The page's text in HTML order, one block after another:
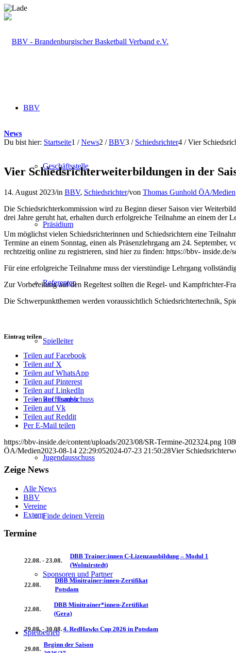
BBV
Geschäftsstelle
Präsidium
Referenten
Spielleiter
Rechtsausschuss
Jugendausschuss
Finde deinen Verein
Sponsoren und Partner
Spielbetrieb
News
Du bist hier: Startseite1 / News2 / BBV3 / Schiedsrichter4 / Vier
Vier Schiedsrichterweiterbildungen in der
14. August 2023/in BBV, Schiedsrichter/von Thomas Gunhold ÖA/Medien
Die Schiedsrichterkommission wird zu Beginn dieser Saison vier
drei Jahre geruht hat, erhalten durch erfolgreiche Teilnahme an einem der
Um möglichst vielen Schiedsrichterinnen und Schiedsrichtern eine
Termine an einem Sonntag, einen als Präsenzlehrgang am 24.
rechtzeitig online zu registrieren, sind hier zu finden: https://bbv- inside.de/
Für eine erfolgreiche Teilnahme muss der vierstündige Lehrgang
Zur Vorbereitung auf den Regeltest sollten die Regel- und Kampfrichter-
Die Schwerpunktthemen werden voraussichtlich Schiedsrichtertechnik,
Eintrag teilen
Teilen auf Facebook
Teilen auf X
Teilen auf WhatsApp
Teilen auf Pinterest
Teilen auf LinkedIn
Teilen auf Tumblr
Teilen auf Vk
Teilen auf Reddit
Per E-Mail teilen
https://bbv-inside.de/content/uploads/2023/08/SR-Termine-202324.png
ÖA/Medien2023-08-14 22:29:052024-07-23 21:50:28Vier
Zeige News
Alle News
BBV
Vereine
Extern
Termine
22.08. - 23.08.
DBB Trainer:innen C-Lizenzausbildung – Modul 1
(Wolmirstedt)
22.08.
DBB Minitrainer:innen-Zertifikat
Potsdam
22.08.
DBB Minitrainer*innen-Zertifikat
(Gera)
29.08. - 30.08.4. RedHawks Cup 2026 in Potsdam
29.08.
Beginn der Saison